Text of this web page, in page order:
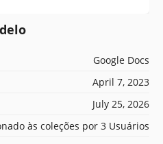
Google Docs
April 7, 2023
July 25, 2026
às coleções por 3 Usuários